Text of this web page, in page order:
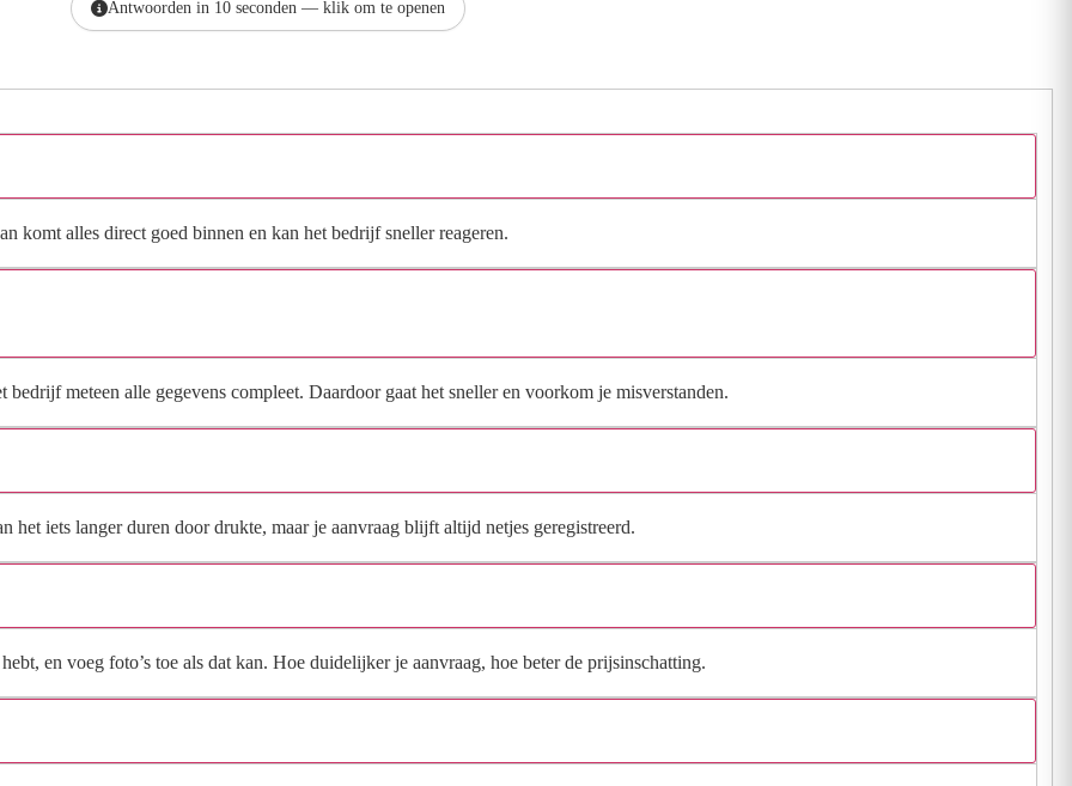
Antwoorden in 10 seconden — klik om te openen
komt alles direct goed binnen en kan het bedrijf sneller reageren.
meteen alle gegevens compleet. Daardoor gaat het sneller en voorkom je misverstanden.
het iets langer duren door drukte, maar je aanvraag blijft altijd netjes geregistreerd.
en voeg foto’s toe als dat kan. Hoe duidelijker je aanvraag, hoe beter de prijsinschatting.